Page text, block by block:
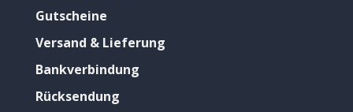
Gutscheine
Versand & Lieferung
Bankverbindung
Rücksendung